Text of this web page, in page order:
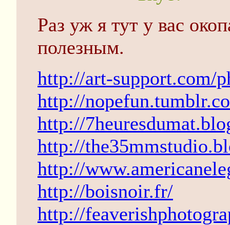
Раз уж я тут у вас
полезным.
http://art-support.com/
http://
http://
http://
http://
http://boisnoir.fr/
http://